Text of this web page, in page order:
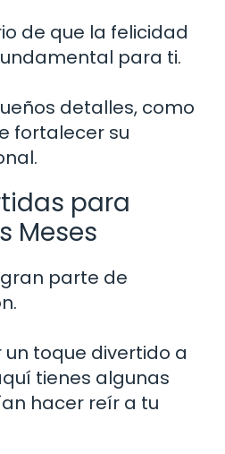
de que la felicidad
para ti.
detalles, como
fortalecer su
para
Meses
parte de
un toque divertido a
tienes algunas
hacer reír a tu